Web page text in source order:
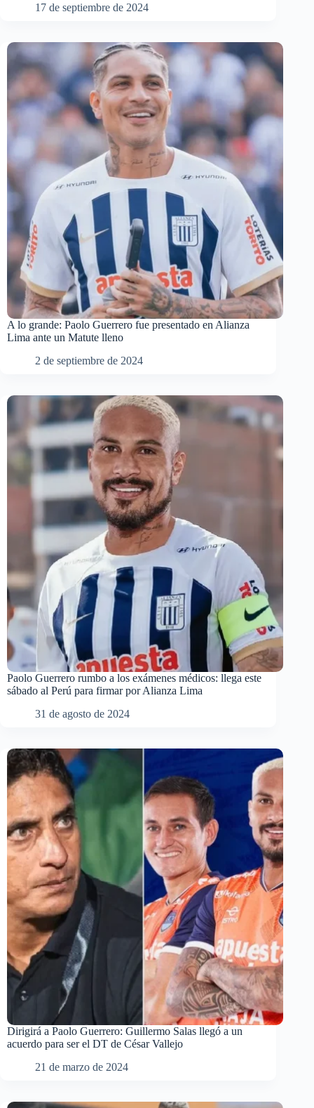
17 de septiembre de 2024
A lo grande: Paolo Guerrero fue presentado en Alianza
Lima ante un Matute lleno
2 de septiembre de 2024
Paolo Guerrero rumbo a los exámenes médicos: llega este
sábado al Perú para firmar por Alianza Lima
31 de agosto de 2024
Dirigirá a Paolo Guerrero: Guillermo Salas llegó a un
acuerdo para ser el DT de César Vallejo
21 de marzo de 2024